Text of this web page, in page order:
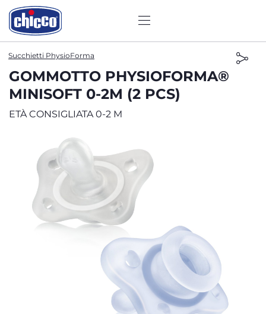
Succhietti PhysioForma
GOMMOTTO PHYSIOFORMA®
MINISOFT 0-2M (2 PCS)
ETÀ CONSIGLIATA 0-2 M